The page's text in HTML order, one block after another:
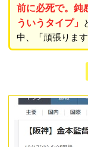
前に必死で。鈍
ういうタイプ」
中、「頑張りま